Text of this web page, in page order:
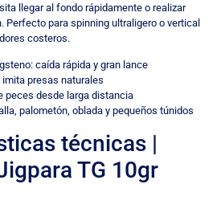
llegar al fondo rápidamente o realizar
Perfecto para spinning ultraligero o vertical
costeros.
caída rápida y gran lance
presas naturales
peces desde larga distancia
palometón, oblada y pequeños túnidos
técnicas |
TG 10gr